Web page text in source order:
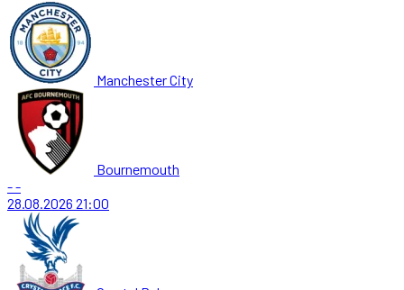
Manchester City
Bournemouth
--
28.08.2026 21:00